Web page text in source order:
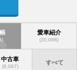
愛車紹介
(20,088)
中古車
(8,067)
すべて